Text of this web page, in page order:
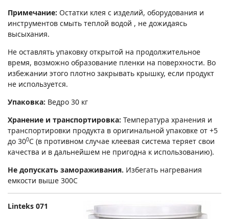
Примечание: Остатки клея с изделий, оборудования и
инструментов смыть теплой водой , не дожидаясь
высыхания.
Не оставлять упаковку открытой на продолжительное
время, возможно образование пленки на поверхности. Во
избежании этого плотно закрывать крышку, если продукт
не используется.
Упаковка: Ведро 30 кг
Хранение и транспортировка: Температура хранения и
транспортировки продукта в оригинальной упаковке от +5
до 300С (в противном случае клеевая система теряет свои
качества и в дальнейшем не пригодна к использованию).
Не допускать замораживания. Избегать нагревания
емкости выше 300С
Linteks 071